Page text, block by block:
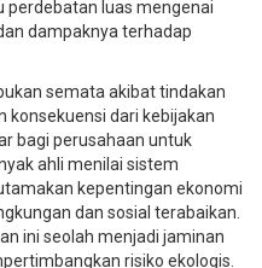
perdebatan luas mengenai
dampaknya terhadap
semata akibat tindakan
konsekuensi dari kebijakan
bagi perusahaan untuk
ahli menilai sistem
kepentingan ekonomi
dan sosial terabaikan.
ini seolah menjadi jaminan
risiko ekologis.